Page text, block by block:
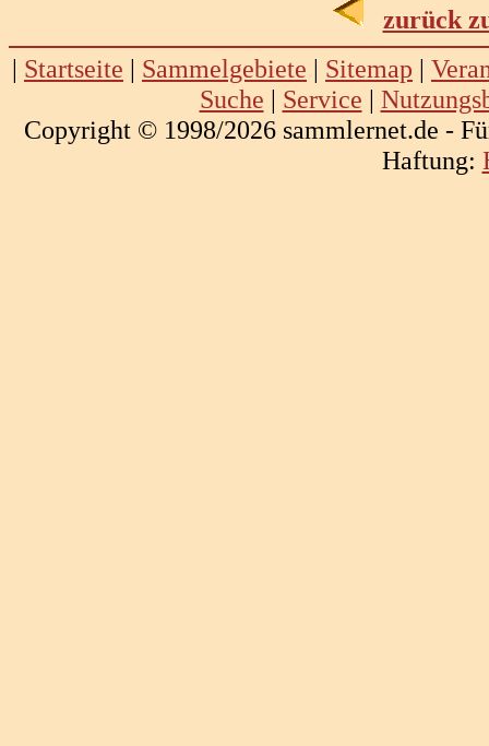
zurück
| Startseite | Sammelgebiete | Sitemap |
Suche | Service |
Copyright © 1998/2026 sammlernet.de -
Haftung: